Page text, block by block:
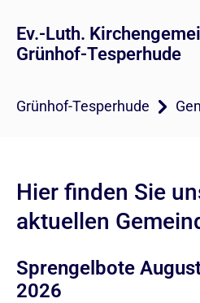
Ev.-Luth.
Grünhof-Tesperhude
Grünhof-Tesperhude
Hier finden Sie
aktuellen
Sprengelbote
2026